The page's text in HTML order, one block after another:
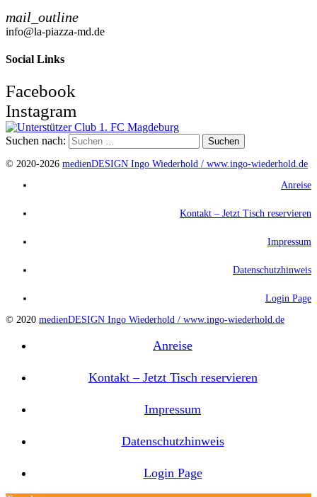
mail_outline
info@la-piazza-md.de
Social Links
Facebook
Instagram
Suchen nach:
© 2020-2026 medienDESIGN Ingo Wiederhold / www.ingo-wiederhold.de
Anreise
Kontakt – Jetzt Tisch reservieren
Impressum
Datenschutzhinweis
Login Page
© 2020 medienDESIGN Ingo Wiederhold / www.ingo-wiederhold.de
Anreise
Kontakt – Jetzt Tisch reservieren
Impressum
Datenschutzhinweis
Login Page